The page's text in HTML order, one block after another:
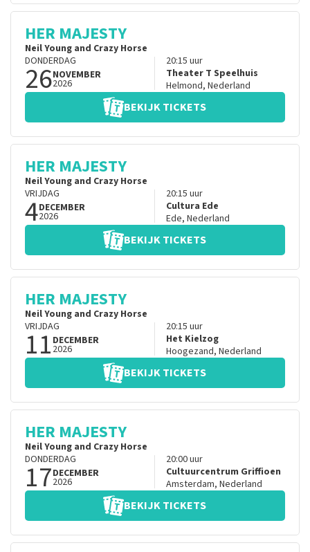
HER MAJESTY
Neil Young and Crazy Horse
DONDERDAG
26NOVEMBER
2026
20:15 uur
Theater T Speelhuis
Helmond, Nederland
BEKIJK TICKETS
HER MAJESTY
Neil Young and Crazy Horse
VRIJDAG
4DECEMBER
2026
20:15 uur
Cultura Ede
Ede, Nederland
BEKIJK TICKETS
HER MAJESTY
Neil Young and Crazy Horse
VRIJDAG
11 DECEMBER
2026
20:15 uur
Het Kielzog
Hoogezand, Nederland
BEKIJK TICKETS
HER MAJESTY
Neil Young and Crazy Horse
DONDERDAG
17DECEMBER
2026
20:00uur
Cultuurcentrum Griffioen
Amsterdam, Nederland
BEKIJK TICKETS